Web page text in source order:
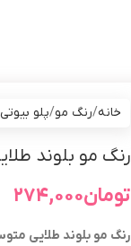
خانه رنگ مو پلو بیوتی
رنگ مو بلوند طلایی متوسط
تومان۲۷۴,۰۰۰
رنگ مو بلوند طلایی